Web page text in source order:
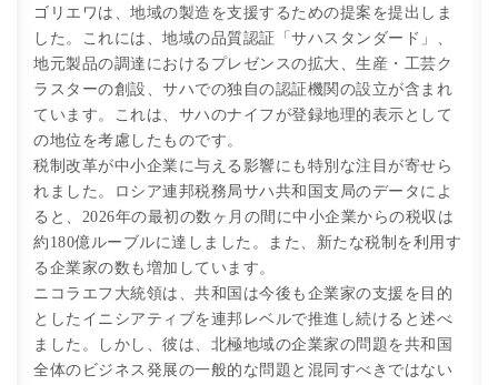
ゴリエワは、地域の製造を支援するための提案を提出しま
した。これには、地域の品質認証「サハスタンダード」、
地元製品の調達におけるプレゼンスの拡大、生産・工芸ク
ラスターの創設、サハでの独自の認証機関の設立が含まれ
ています。これは、サハのナイフが登録地理的表示として
の地位を考慮したものです。
税制改革が中小企業に与える影響にも特別な注目が寄せら
れました。ロシア連邦税務局サハ共和国支局のデータによ
ると、2026年の最初の数ヶ月の間に中小企業からの税収は
約180億ルーブルに達しました。また、新たな税制を利用す
る企業家の数も増加しています。
ニコラエフ大統領は、共和国は今後も企業家の支援を目的
としたイニシアティブを連邦レベルで推進し続けると述べ
ました。しかし、彼は、北極地域の企業家の問題を共和国
全体のビジネス発展の一般的な問題と混同すべきではない